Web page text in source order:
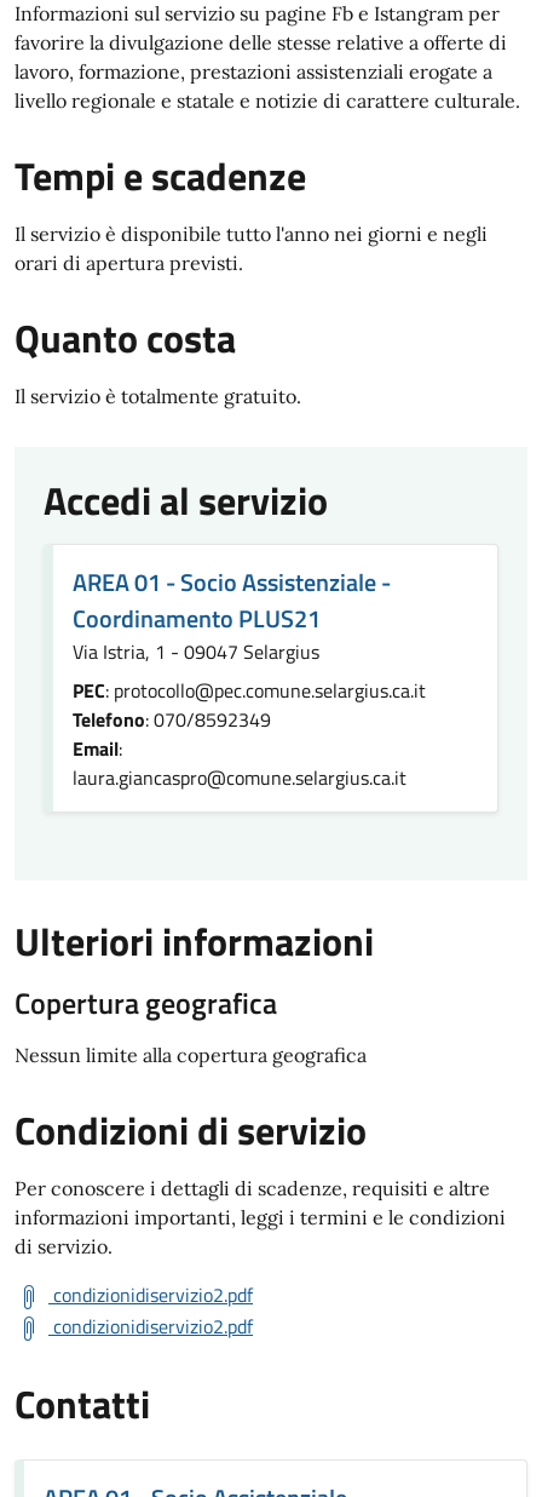
Informazioni sul servizio su pagine Fb e Istangram per
favorire la divulgazione delle stesse relative a offerte di
lavoro, formazione, prestazioni assistenziali erogate a
livello regionale e statale e notizie di carattere culturale.
Tempi e scadenze
Il servizio è disponibile tutto l'anno nei giorni e negli
orari di apertura previsti.
Quanto costa
Il servizio è totalmente gratuito.
Accedi al servizio
AREA 01 - Socio Assistenziale -
Coordinamento PLUS21
Via Istria, 1 - 09047 Selargius
PEC: protocollo@pec.comune.selargius.ca.it
Telefono: 070/8592349
Email:
laura.giancaspro@comune.selargius.ca.it
Ulteriori informazioni
Copertura geografica
Nessun limite alla copertura geografica
Condizioni di servizio
Per conoscere i dettagli di scadenze, requisiti e altre
informazioni importanti, leggi i termini e le condizioni
di servizio.
condizionidiservizio2.pdf
condizionidiservizio2.pdf
Contatti